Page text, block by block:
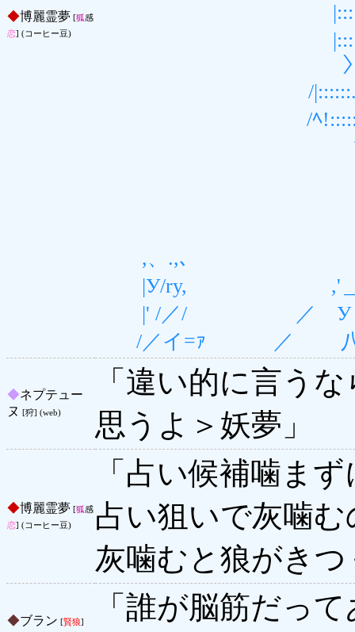
◆博麗霊夢 [狐感
恋] (コーヒー豆)
|:::::::::::::ﾊ::....､
|:::::::.....|...Yヽ
〉:::::.... !....! ﾉ
/|::::::......|.....
/ﾍ
ヽ
,、.,､ ／ ,'〃
|У/ry, ,'＿/
|' /／/ ／ У
/／イ=ｧ ／
◆ネプテュー
ヌ
[狩] (web)
「違い的に言う
思うよ＞妖夢」
◆博麗霊夢 [狐感
恋] (コーヒー豆)
「占い候補噛ま
占い狙いで灰噛
灰噛むと狼がき
◆ブラン [賢狼]
「誰が脳筋だっ